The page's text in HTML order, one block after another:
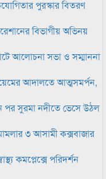
পুরস্কার বিতরণ
বিভাগীয় অভিনয়
আলোচনা সভা ও সম্মাননা
আদালতে আত্মসমর্পন,
পর সুরমা নদীতে ভেসে উঠল
৩ আসামী কক্সবাজার
কমপ্লেক্সে পরিদর্শন